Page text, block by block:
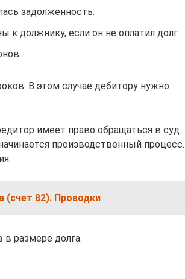
задолженность.
к должнику, если он не оплатил долг.
В этом случае дебитору нужно
имеет право обращаться в суд.
производственный процесс.
(счет 82). Проводки
в размере долга.